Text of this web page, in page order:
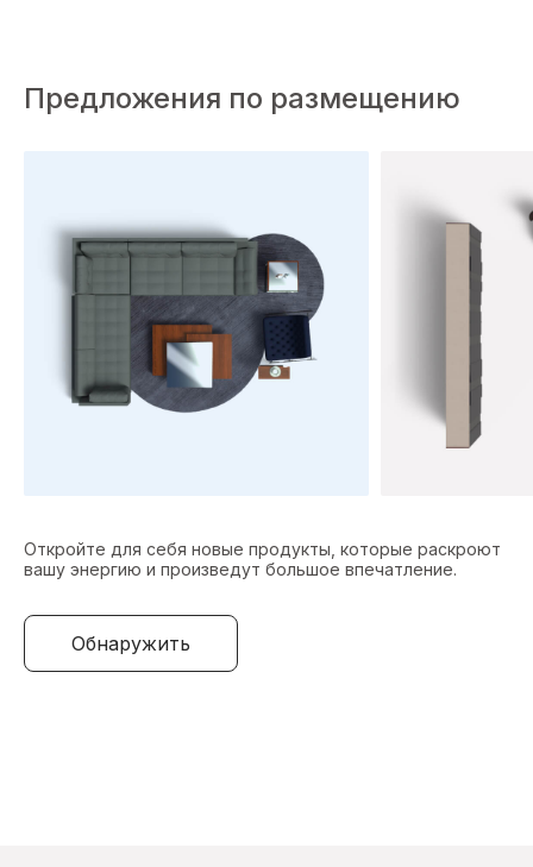
Предложения по размещению
Откройте для себя новые продукты, которые раскроют
вашу энергию и произведут большое впечатление.
Обнаружить